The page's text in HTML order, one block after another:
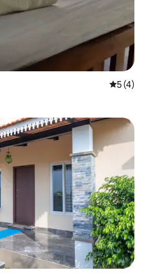
5 av 5 i
5 (4)